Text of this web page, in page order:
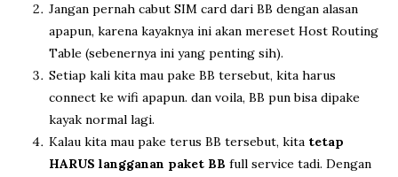
Jangan pernah cabut SIM card dari BB dengan alasan
apapun, karena kayaknya ini akan mereset Host Routing
Table (sebenernya ini yang penting sih).
Setiap kali kita mau pake BB tersebut, kita harus
connect ke wifi apapun. dan voila, BB pun bisa dipake
kayak normal lagi.
Kalau kita mau pake terus BB tersebut, kita tetap
HARUS langganan paket BB full service tadi. Dengan